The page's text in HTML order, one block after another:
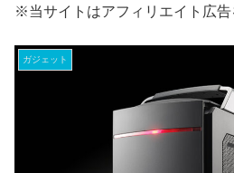
※当サイトはアフィリエイト広告
ガジェット